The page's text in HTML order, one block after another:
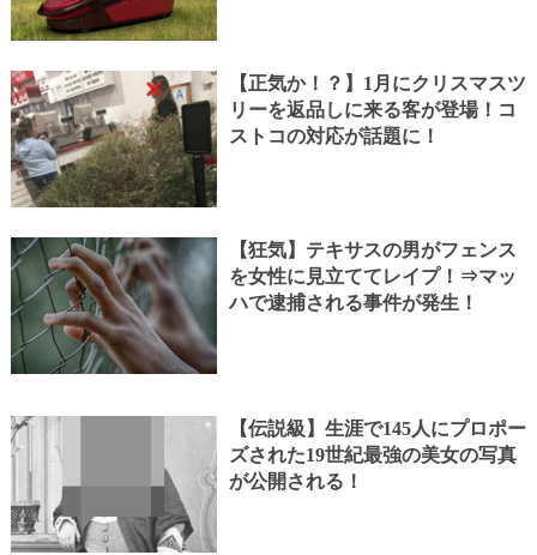
【正気か！？】1月にクリスマスツ
リーを返品しに来る客が登場！コ
ストコの対応が話題に！
【狂気】テキサスの男がフェンス
を女性に見立ててレイプ！⇒マッ
ハで逮捕される事件が発生！
【伝説級】生涯で145人にプロポー
ズされた19世紀最強の美女の写真
が公開される！